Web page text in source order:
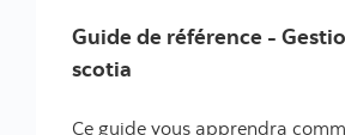
Guide de référence -
scotia
Ce guide vous apprendra